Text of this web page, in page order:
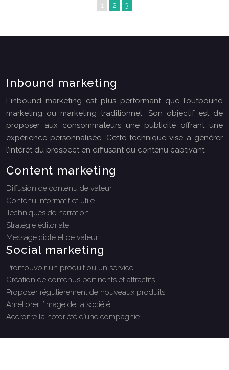
1 2 3
Inbound marketing
L’inbound marketing est plus performant que l’outbound
marketing ou marketing traditionnel. Son objectif est de
proposer aux consommateurs une publicité offrant une
expérience personnalisée. Cette technique vise à générer
l’intérêt du prospect en diffusant du contenu captivant.
Content marketing
Diffusion de contenu de valeur
Contenu informatif et utile
Techniques de narration
Stratégie éditoriale
Message ciblé et de valeur
Social marketing
Promouvoir un produit ou un service
Création de contenus pertinents et attractifs
Proposer régulièrement de nouveaux produits
Améliorer l’image de la société
Accroître la notoriété d’une compagnie